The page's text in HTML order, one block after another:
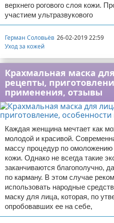
верхнего рогового слоя кожи.
участием ультразвукового
Герман Соловьёв 26-02-2019 22:59
Уход за кожей
Крахмальная маска
рецепты,
применения, отзывы
Каждая женщина мечтает как
молодой и красивой.
массу процедур по
кожи. Однако не всегда такие
заканчиваются благополучно,
по карману. В этом случае
использовать народные
маску для лица, которая, по
опробовавших ее на себе,